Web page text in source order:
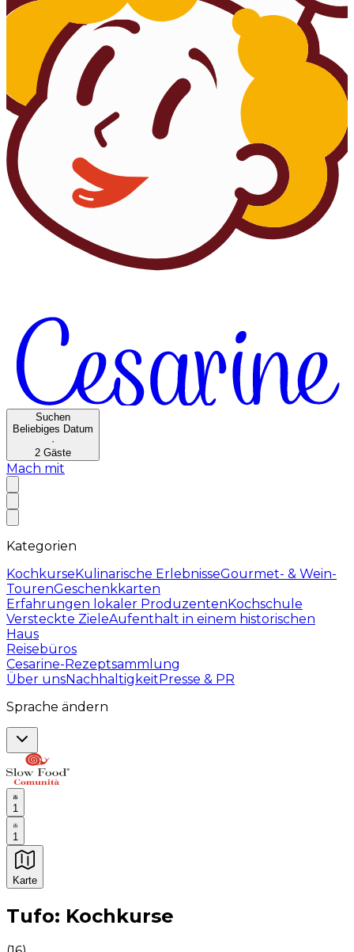
Suchen
Beliebiges Datum
·
2 Gäste
Mach mit
Kategorien
KochkurseKulinarische ErlebnisseGourmet- & Wein-
TourenGeschenkkarten
Erfahrungen lokaler ProduzentenKochschule
Versteckte ZieleAufenthalt in einem historischen
Haus
Reisebüros
Cesarine-Rezeptsammlung
Über unsNachhaltigkeitPresse & PR
Sprache ändern
1
1
Karte
Unvergessliche kulinarische Erlebnisse:
Tufo: Kochkurse